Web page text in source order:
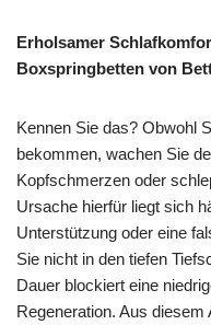
Erholsamer
Boxspringbetten von
Kennen Sie das? Obwohl
bekommen, wachen Sie
Kopfschmerzen oder
Ursache hierfür liegt sich
Unterstützung oder eine
Sie nicht in den tiefen
Dauer blockiert eine
Regeneration. Aus